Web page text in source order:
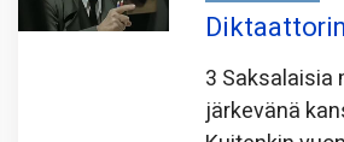
3 Saksalaisia
järkevänä